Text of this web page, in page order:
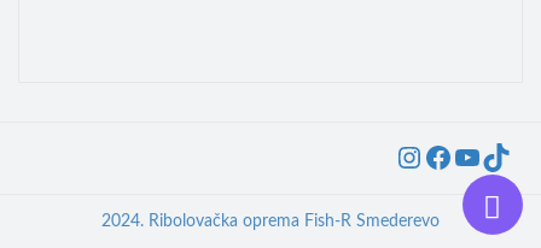
2024. Ribolovačka oprema Fish-R Smederevo